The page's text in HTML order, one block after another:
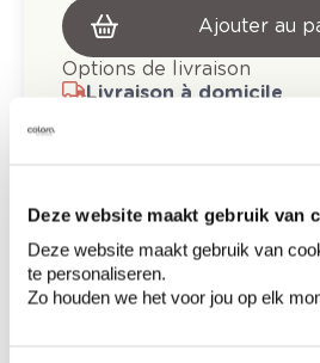
Deze website maakt gebruik van
Deze website maakt gebruik van
te personaliseren.
Zo houden we het voor jou op elk
Ajouter au
Options de livraison
Livraison à domicile
Commandé en semaine (lu-ve),
Description du produit